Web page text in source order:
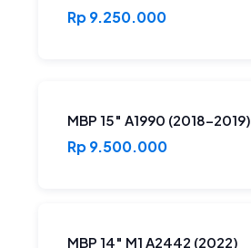
Rp 9.250.000
MBP 15″ A1990 (2018-2019)
Rp 9.500.000
MBP 14″ M1 A2442 (2022)